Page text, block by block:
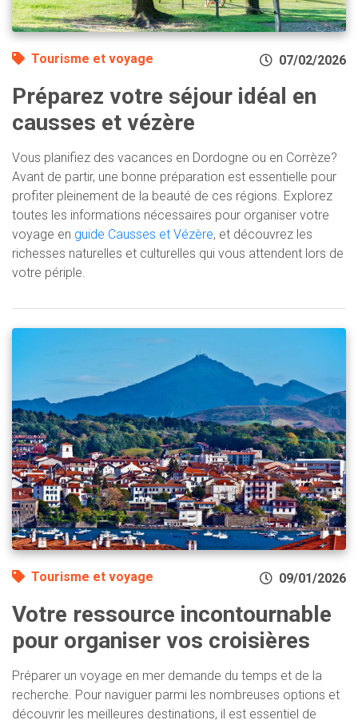
Tourisme et voyage 07/02/2026
Préparez votre séjour idéal en
causses et vézère
Vous planifiez des vacances en Dordogne ou en Corrèze?
Avant de partir, une bonne préparation est essentielle pour
profiter pleinement de la beauté de ces régions. Explorez
toutes les informations nécessaires pour organiser votre
voyage en guide Causses et Vézère, et découvrez les
richesses naturelles et culturelles qui vous attendent lors de
votre périple.
Tourisme et voyage 09/01/2026
Votre ressource incontournable
pour organiser vos croisières
Préparer un voyage en mer demande du temps et de la
recherche. Pour naviguer parmi les nombreuses options et
découvrir les meilleures destinations, il est essentiel de